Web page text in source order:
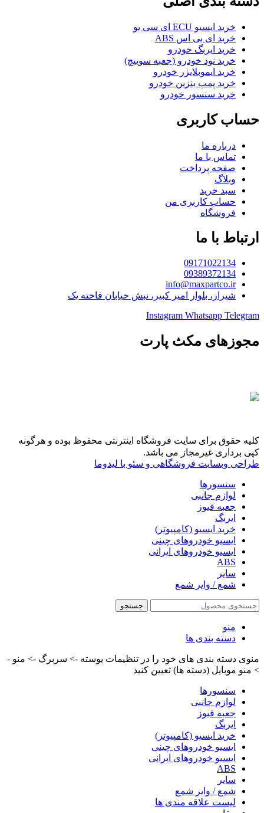
خرید ایسیو ECU ای سی یو
خرید ای بی اس ABS
خرید ایربگ خودرو
خرید نود خودرو (جعبه سوییچ)
خرید ایموبلایزر خودرو
خرید پمپ بنزین خودرو
خرید سنسور خودرو
حساب کاربری
درباره ما
تماس با ما
صفحه پرداخت
وبلاگ
سبد خرید
حساب کاربری من
فروشگاه
ارتباط با ما
09171022134
09389372134
info@maxpartco.ir
شیراز، بلوار امیر کبیر، نبش خیابان فاخته یک
Instagram Whatsapp Telegram
مجوزهای مکث پارت
کلیه حقوق برای سایت فروشگاه اینترنتی محفوظ بوده و هرگونه
کپی برداری غیرمجاز می باشد.
طراحی وبسایت فروشگاهی و سئو با لیدوما
سنسورها
لوازم جانبی
جعبه فیوز
ایربگ
خرید ایسیو (کامپیوتر)
ایسیو خودروهای چینی
ایسیو خودروهای ایرانی
ABS
سایر
شمع / وایر شمع
جستجو
منو
دسته بندی ها
منوی دسته بندی های خود را در تنظیمات پوسته -> سربرگ -> منو -
> منو موبایل (دسته ها) تعیین کنید
سنسورها
لوازم جانبی
جعبه فیوز
ایربگ
خرید ایسیو (کامپیوتر)
ایسیو خودروهای چینی
ایسیو خودروهای ایرانی
ABS
سایر
شمع / وایر شمع
لیست علاقه مندی ها